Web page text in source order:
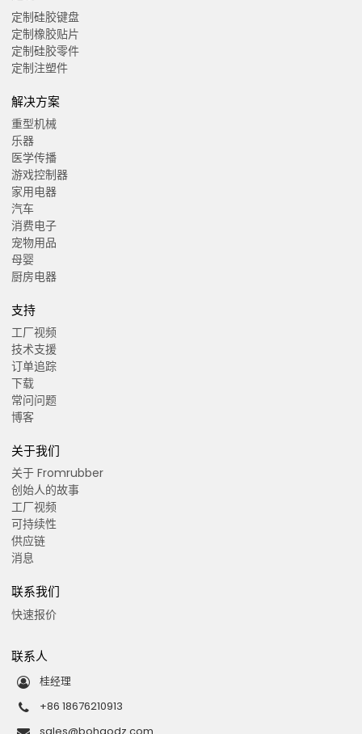
定制硅胶键盘
定制橡胶贴片
定制硅胶零件
定制注塑件
解决方案
重型机械
乐器
医学传播
游戏控制器
家用电器
汽车
消费电子
宠物用品
母婴
厨房电器
支持
工厂视频
技术支援
订单追踪
下载
常问问题
博客
关于我们
关于 Fromrubber
创始人的故事
工厂视频
可持续性
供应链
消息
联系我们
快速报价
联系人
桂经理
+86 18676210913